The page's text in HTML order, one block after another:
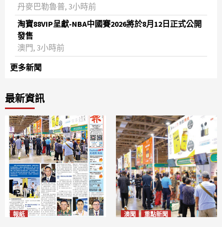
丹麥巴勒魯普, 3小時前
淘寶88VIP呈獻-NBA中國賽2026將於8月12日正式公開
發售
澳門, 3小時前
更多新聞
最新資訊
報紙 澳聞 重點新聞